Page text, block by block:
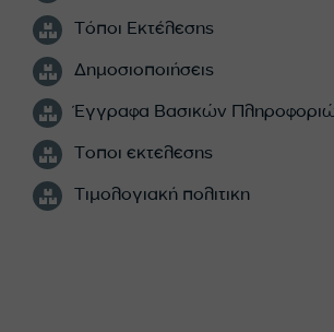
Τόποι Εκτέλεσης
Δημοσιοποιήσεις
Έγγραφα Βασικών
Τοποι εκτελεσης
Τιμολογιακή πολιτικη